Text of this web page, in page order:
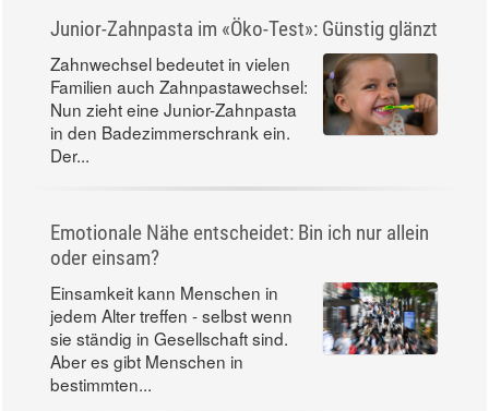
Junior-Zahnpasta im «Öko-Test»: Günstig glänzt
Zahnwechsel bedeutet in vielen
Familien auch Zahnpastawechsel:
Nun zieht eine Junior-Zahnpasta
in den Badezimmerschrank ein.
Der...
Emotionale Nähe entscheidet: Bin ich nur allein
oder einsam?
Einsamkeit kann Menschen in
jedem Alter treffen - selbst wenn
sie ständig in Gesellschaft sind.
Aber es gibt Menschen in
bestimmten...